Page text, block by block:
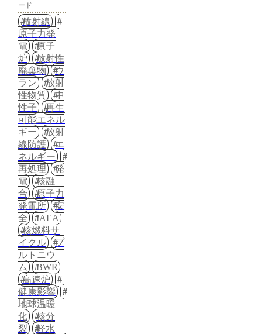
ード
放射線
原子力発
電
原子
炉
放射性
廃棄物
ウ
ラン
放射
性物質
中
性子
再生
可能エネル
ギー
放射
線防護
エ
ネルギー
再処理
発
電
核融
合
原子力
発電所
安
全
IAEA
核燃料サ
イクル
プ
ルトニウ
ム
BWR
高速炉
健康影響
地球温暖
化
核分
裂
軽水